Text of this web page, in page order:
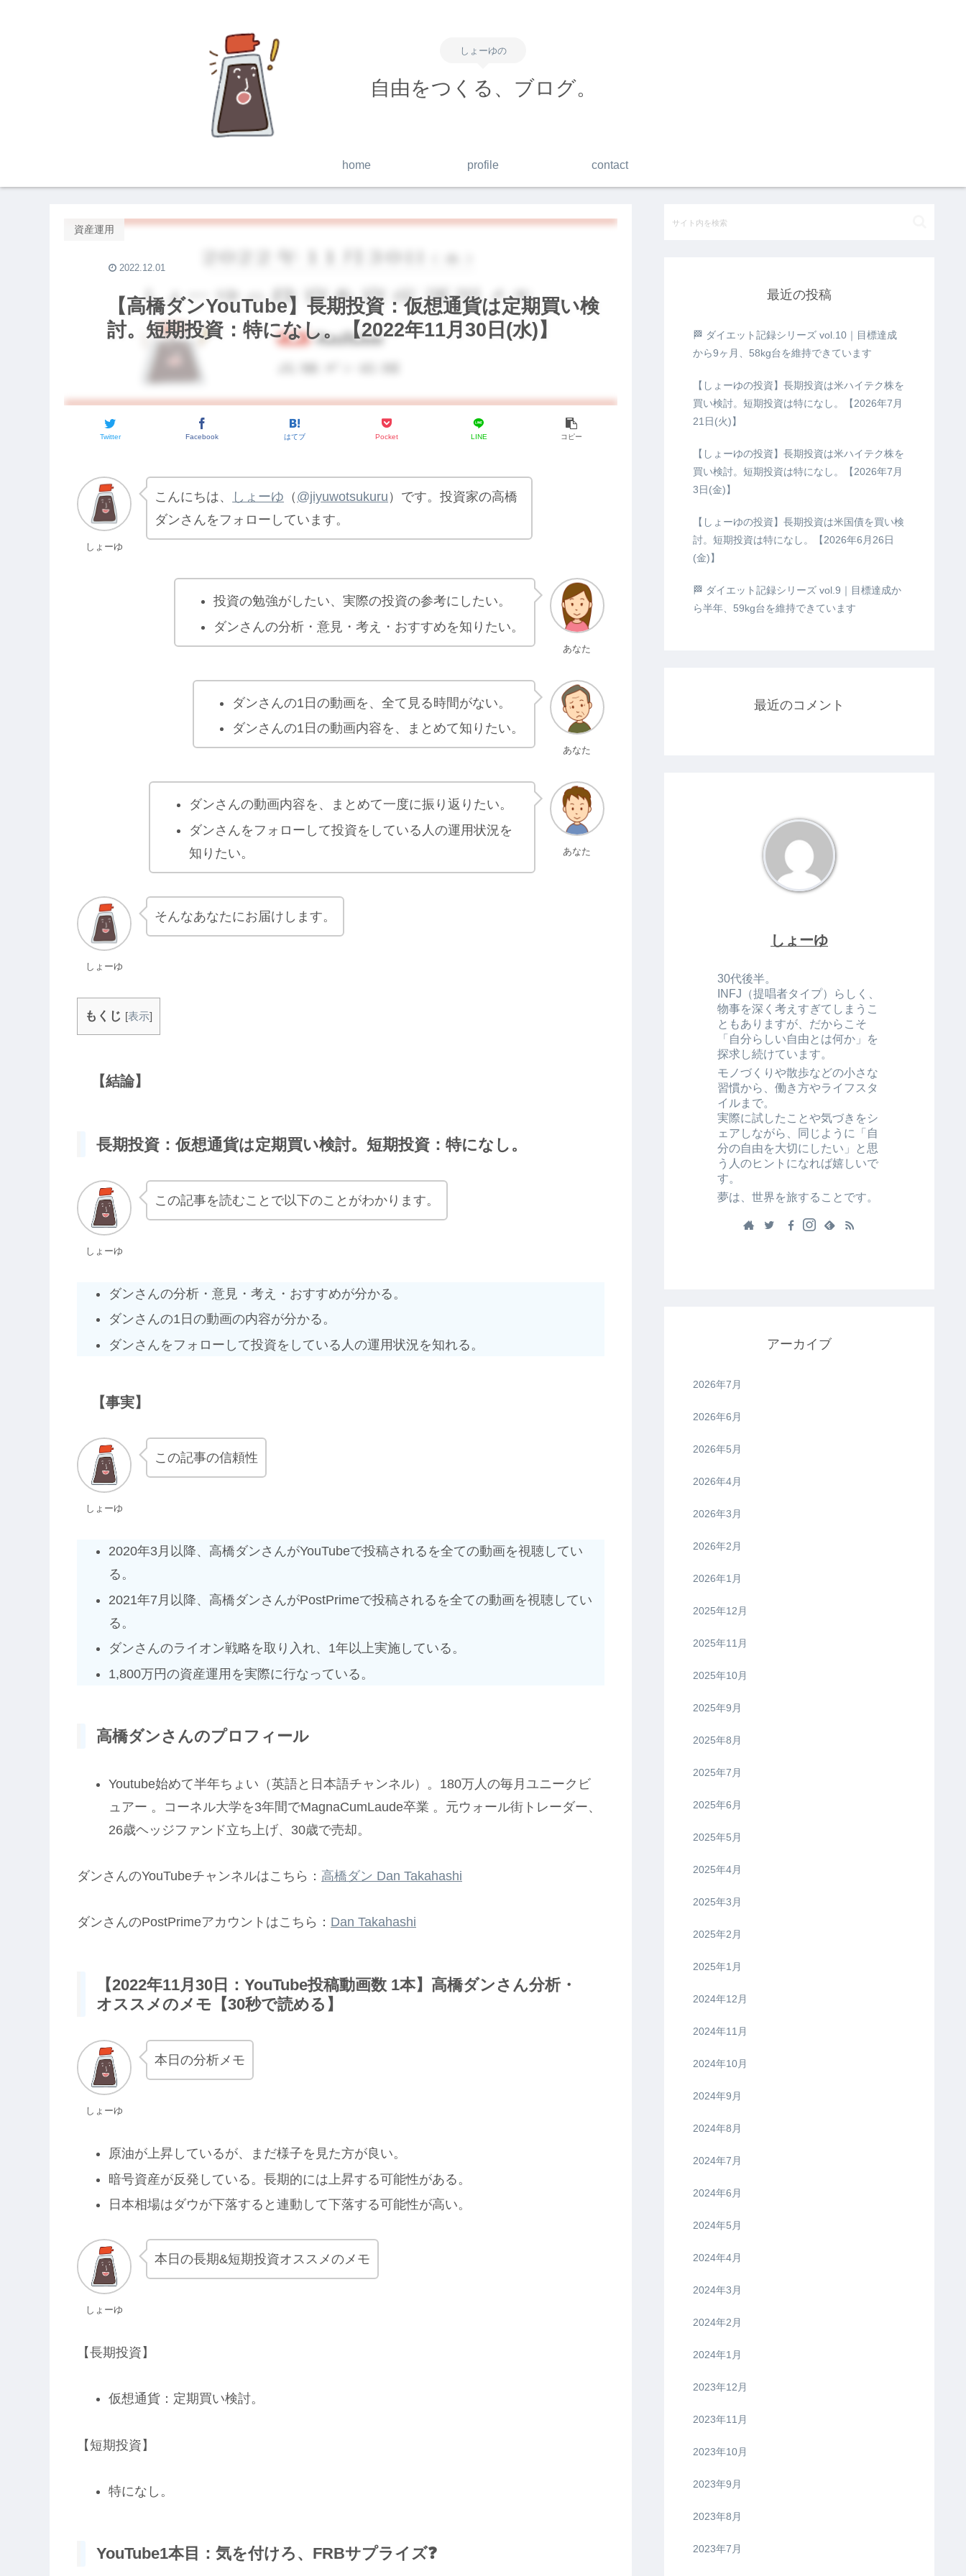
しょーゆの
自由をつくる、ブログ。
home profile contact
【高橋ダンYouTube】長期投資：仮想通貨は定期買い検
討。短期投資：特になし。【2022年11月30日(水)】
資産運用
Twitter Facebook はてブ Pocket LINE コピー
2022.12.01
しょーゆ
こんにちは、 しょーゆ （ @jiyuwotsukuru ）です。投資家の高橋
ダンさんをフォローしています。
あなた
投資の勉強がしたい、実際の投資の参考にしたい。
ダンさんの分析・意見・考え・おすすめを知りたい。
あなた
ダンさんの1日の動画を、全て見る時間がない。
ダンさんの1日の動画内容を、まとめて知りたい。
あなた
ダンさんの動画内容を、まとめて一度に振り返りたい。
ダンさんをフォローして投資をしている人の運用状況を
知りたい。
しょーゆ
そんなあなたにお届けします。
もくじ [表示]
【結論】
長期投資：仮想通貨は定期買い検討。短期投資：特になし。
しょーゆ
この記事を読むことで以下のことがわかります。
ダンさんの分析・意見・考え・おすすめが分かる。
ダンさんの1日の動画の内容が分かる。
ダンさんをフォローして投資をしている人の運用状況を知れる。
【事実】
しょーゆ
この記事の信頼性
2020年3月以降、高橋ダンさんがYouTubeで投稿されるを全ての動画を視聴してい
る。
2021年7月以降、高橋ダンさんがPostPrimeで投稿されるを全ての動画を視聴してい
る。
ダンさんのライオン戦略を取り入れ、1年以上実施している。
1,800万円の資産運用を実際に行なっている。
高橋ダンさんのプロフィール
Youtube始めて半年ちょい（英語と日本語チャンネル）。180万人の毎月ユニークビ
ュアー 。コーネル大学を3年間でMagnaCumLaude卒業 。元ウォール街トレーダー、
26歳ヘッジファンド立ち上げ、30歳で売却。
ダンさんのYouTubeチャンネルはこちら： 高橋ダン Dan Takahashi
ダンさんのPostPrimeアカウントはこちら： Dan Takahashi
【2022年11月30日：YouTube投稿動画数 1本】高橋ダンさん分析・
オススメのメモ【30秒で読める】
しょーゆ
本日の分析メモ
原油が上昇しているが、まだ様子を見た方が良い。
暗号資産が反発している。長期的には上昇する可能性がある。
日本相場はダウが下落すると連動して下落する可能性が高い。
しょーゆ
本日の長期&短期投資オススメのメモ
【長期投資】
仮想通貨：定期買い検討。
【短期投資】
特になし。
YouTube1本目：気を付けろ、FRBサプライズ❓
最近の投稿
🏁 ダイエット記録シリーズ vol.10｜目標達成
から9ヶ月、58kg台を維持できています
【しょーゆの投資】長期投資は米ハイテク株を
買い検討。短期投資は特になし。【2026年7月
21日(火)】
【しょーゆの投資】長期投資は米ハイテク株を
買い検討。短期投資は特になし。【2026年7月
3日(金)】
【しょーゆの投資】長期投資は米国債を買い検
討。短期投資は特になし。【2026年6月26日
(金)】
🏁 ダイエット記録シリーズ vol.9｜目標達成か
ら半年、59kg台を維持できています
最近のコメント
しょーゆ
30代後半。
INFJ（提唱者タイプ）らしく、
物事を深く考えすぎてしまうこ
ともありますが、だからこそ
「自分らしい自由とは何か」を
探求し続けています。
モノづくりや散歩などの小さな
習慣から、働き方やライフスタ
イルまで。
実際に試したことや気づきをシ
ェアしながら、同じように「自
分の自由を大切にしたい」と思
う人のヒントになれば嬉しいで
す。
夢は、世界を旅することです。
アーカイブ
2026年7月
2026年6月
2026年5月
2026年4月
2026年3月
2026年2月
2026年1月
2025年12月
2025年11月
2025年10月
2025年9月
2025年8月
2025年7月
2025年6月
2025年5月
2025年4月
2025年3月
2025年2月
2025年1月
2024年12月
2024年11月
2024年10月
2024年9月
2024年8月
2024年7月
2024年6月
2024年5月
2024年4月
2024年3月
2024年2月
2024年1月
2023年12月
2023年11月
2023年10月
2023年9月
2023年8月
2023年7月